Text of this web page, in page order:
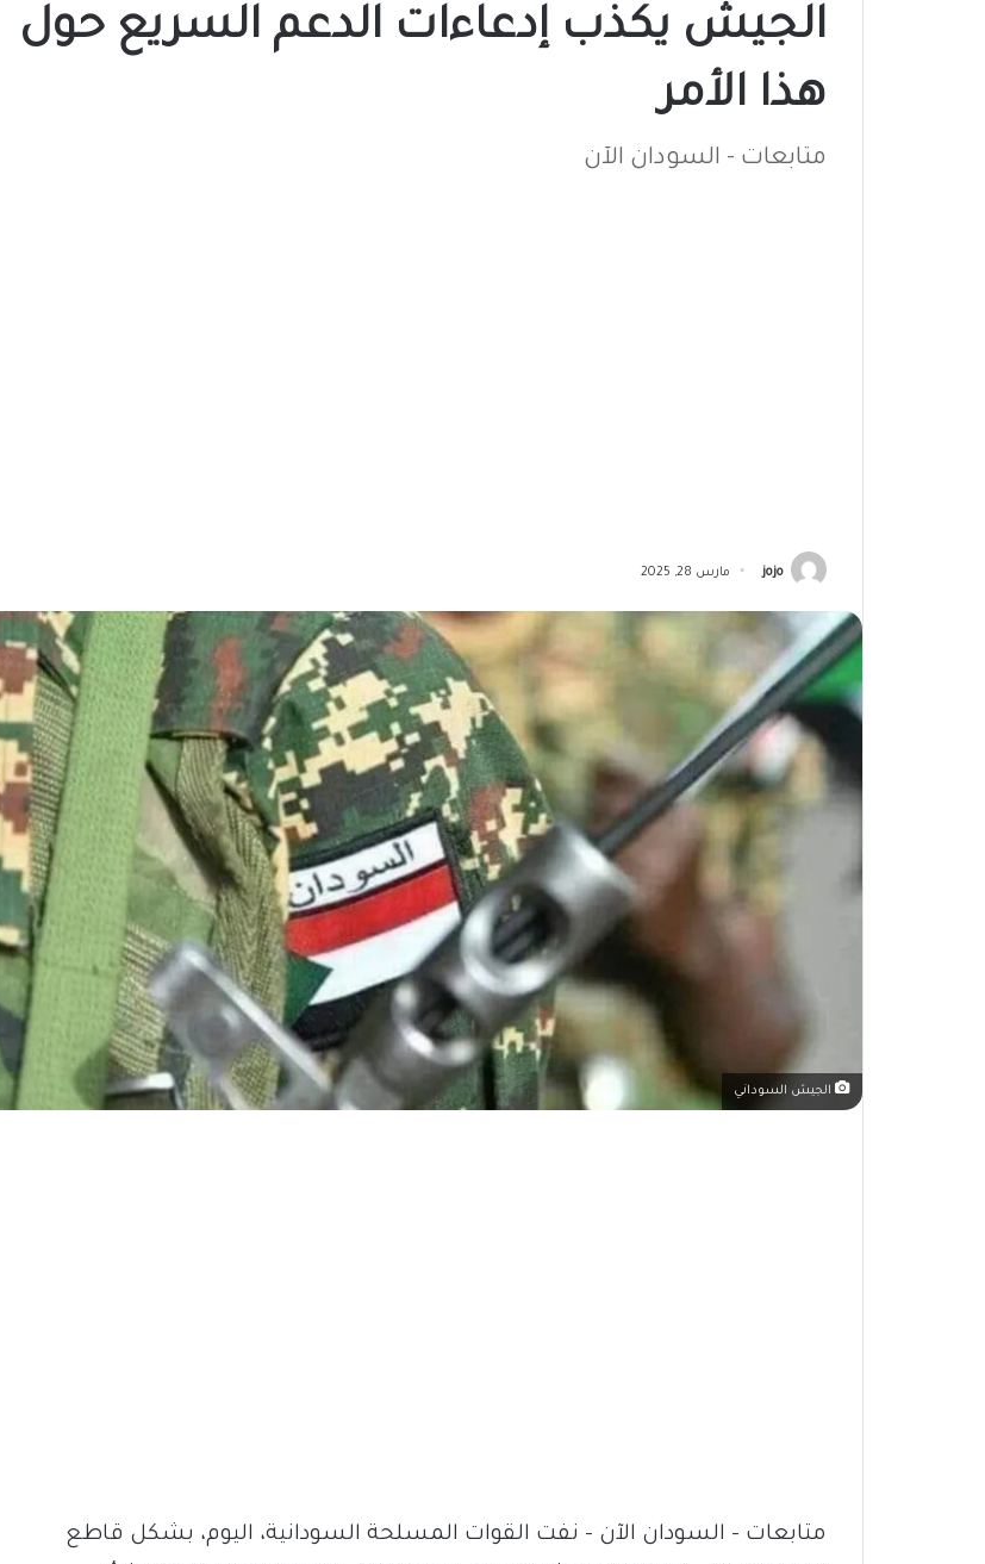
الجيش يكذب إدعاءات الدعم السريع حول
هذا الأمر
متابعات - السودان الآن
jojo مارس 28, 2025
الجيش السوداني
متابعات – السودان الآن – نفت القوات المسلحة السودانية، اليوم، بشكل قاطع